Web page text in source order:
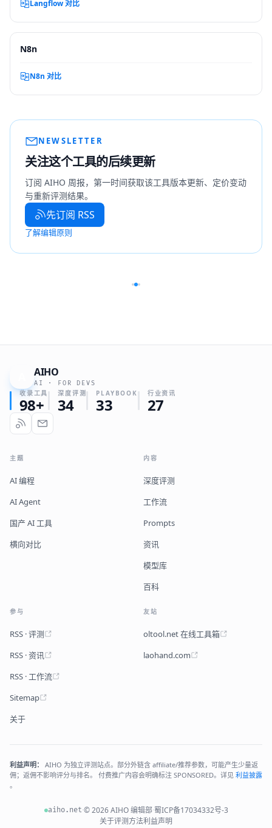
Langflow 对比
N8n
N8n 对比
NEWSLETTER
关注这个工具的后续更新
订阅 AIHO 周报，第一时间获取该工具版本更新、定价变动
与重新评测结果。
先订阅 RSS
了解编辑原则
AIHO
AI · FOR DEVS
收录工具
98+
深度评测
34
PLAYBOOK
33
行业资讯
27
主题
AI 编程
AI Agent
国产 AI 工具
横向对比
内容
深度评测
工作流
Prompts
资讯
模型库
百科
参与
RSS · 评测
RSS · 资讯
RSS · 工作流
Sitemap
关于
友站
oltool.net 在线工具箱
laohand.com
利益声明：
AIHO 为独立评测站点。部分外链含 affiliate/推荐参数，可能产生少量返
佣；返佣不影响评分与排名。 付费推广内容会明确标注 SPONSORED。详见 利益披露
。
aiho.net·© 2026 AIHO 编辑部·蜀ICP备17034332号-3
关于评测方法利益声明